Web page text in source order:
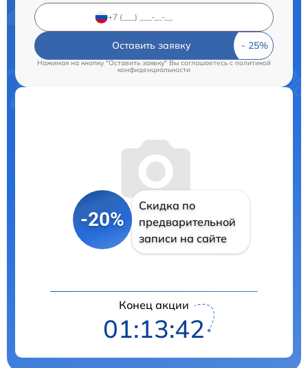
Оставить заявку
Нажимая на кнопку "Оставить заявку" Вы соглашаетесь cполитикой
конфиденциальности
-20%
Скидка по
предварительной
записи на сайте
Конец акции
01:13:41